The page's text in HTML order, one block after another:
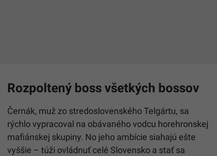
Rozpoltený boss všetkých bossov
Černák, muž zo stredoslovenského Telgártu, sa
rýchlo vypracoval na obávaného vodcu horehronskej
mafiánskej skupiny. No jeho ambície siahajú ešte
vyššie – túži ovládnuť celé Slovensko a stať sa